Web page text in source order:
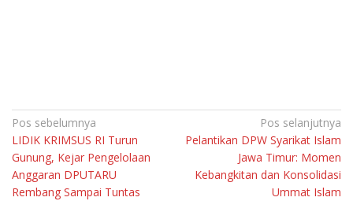
Navigasi
pos
Pos sebelumnya
LIDIK KRIMSUS RI Turun
Gunung, Kejar Pengelolaan
Anggaran DPUTARU
Rembang Sampai Tuntas
Pos selanjutnya
Pelantikan DPW Syarikat Islam
Jawa Timur: Momen
Kebangkitan dan Konsolidasi
Ummat Islam